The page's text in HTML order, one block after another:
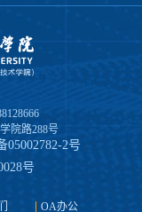
院路288号
05002782-2号
号
OA办公